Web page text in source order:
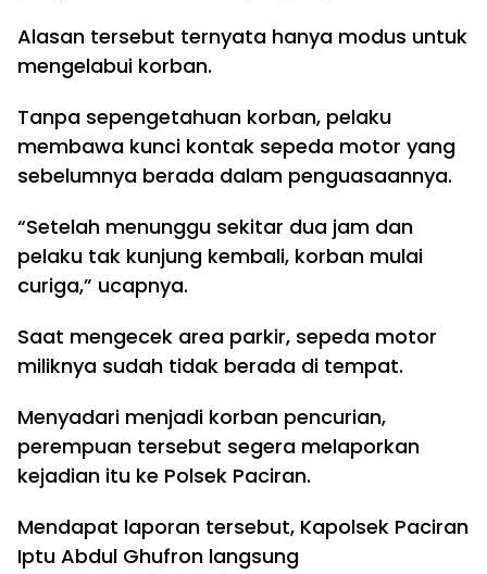
Alasan tersebut ternyata hanya modus untuk
mengelabui korban.
Tanpa sepengetahuan korban, pelaku
membawa kunci kontak sepeda motor yang
sebelumnya berada dalam penguasaannya.
“Setelah menunggu sekitar dua jam dan
pelaku tak kunjung kembali, korban mulai
curiga,” ucapnya.
Saat mengecek area parkir, sepeda motor
miliknya sudah tidak berada di tempat.
Menyadari menjadi korban pencurian,
perempuan tersebut segera melaporkan
kejadian itu ke Polsek Paciran.
Mendapat laporan tersebut, Kapolsek Paciran
Iptu Abdul Ghufron langsung